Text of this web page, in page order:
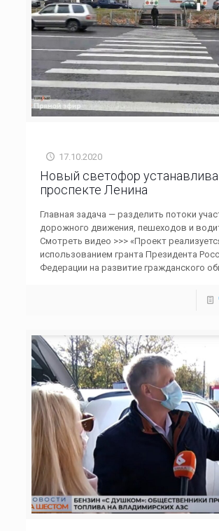
17.10.2020
Новый светофор
проспекте Ленина
Главная задача — разделить потоки
дорожного движения, пешеходов и
Смотреть видео >>> «Проект
использованием гранта Президента
Федерации на развитие гражданского